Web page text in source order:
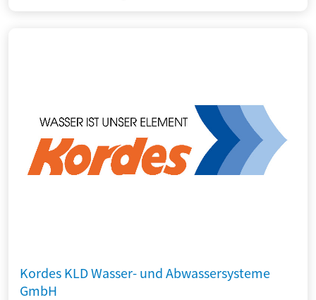
Kordes KLD Wasser- und Abwassersysteme
GmbH